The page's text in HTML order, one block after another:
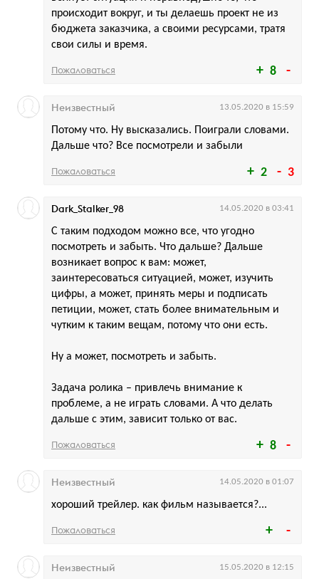
8
происходит вокруг, и ты делаешь проект не из
бюджета заказчика, а своими ресурсами, тратя
свои силы и время.
Пожаловаться
2 3
Потому что. Ну высказались. Поиграли словами.
Дальше что? Все посмотрели и забыли
Неизвестный 13.05.2020 в 15:59
Пожаловаться
8
С таким подходом можно все, что угодно
посмотреть и забыть. Что дальше? Дальше
возникает вопрос к вам: может,
заинтересоваться ситуацией, может, изучить
цифры, а может, принять меры и подписать
петиции, может, стать более внимательным и
чутким к таким вещам, потому что они есть.
Ну а может, посмотреть и забыть.
Задача ролика – привлечь внимание к
проблеме, а не играть словами. А что делать
дальше с этим, зависит только от вас.
Dark_Stalker_98 14.05.2020 в 03:41
Пожаловаться
хороший трейлер. как фильм называется?...
Неизвестный 14.05.2020 в 01:07
Пожаловаться
Неизвестный 15.05.2020 в 12:15